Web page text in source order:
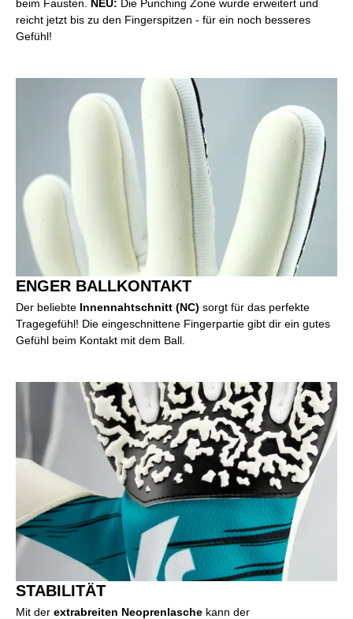
beim Fausten. NEU: Die Punching Zone wurde erweitert und
reicht jetzt bis zu den Fingerspitzen - für ein noch besseres
Gefühl!
ENGER BALLKONTAKT
Der beliebte Innennahtschnitt (NC) sorgt für das perfekte
Tragegefühl! Die eingeschnittene Fingerpartie gibt dir ein gutes
Gefühl beim Kontakt mit dem Ball.
STABILITÄT
Mit der extrabreiten Neoprenlasche kann der